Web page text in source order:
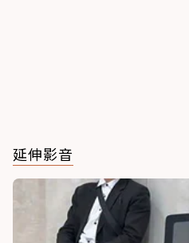
延伸影音